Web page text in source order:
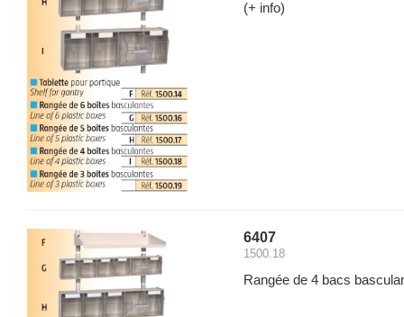
(+ info)
6407
1500.18
Rangée de 4 bacs